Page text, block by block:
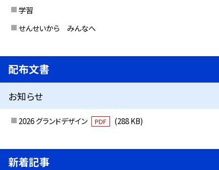
学習
せんせいから みんなへ
配布文書
お知らせ
2026 グランドデザイン PDF (288 KB)
新着記事